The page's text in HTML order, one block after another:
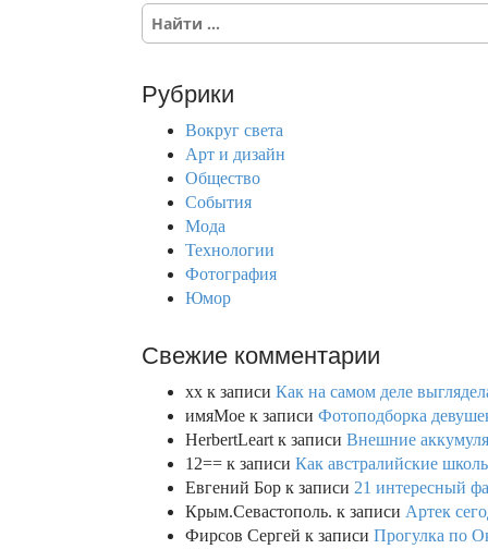
S
e
c
Рубрики
Вокруг света
Арт и дизайн
Общество
События
Мода
Технологии
Фотография
Юмор
Свежие комментарии
xx к записи Как на самом деле
имяМое к записи Фотоподборка
HerbertLeart к записи Внешние
12== к записи Как австралийские
Евгений Бор к записи 21 интересный
Крым.Севастополь. к записи Артек
Фирсов Сергей к записи Прогулка по